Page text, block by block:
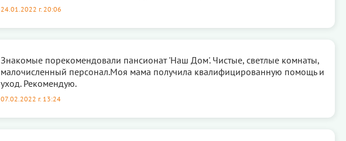
24.01.2022 г. 20:06
Знакомые порекомендовали пансионат 'Наш Дом'. Чистые, светлые комнаты,
малочисленный персонал.Моя мама получила квалифицированную помощь и
уход. Рекомендую.
07.02.2022 г. 13:24